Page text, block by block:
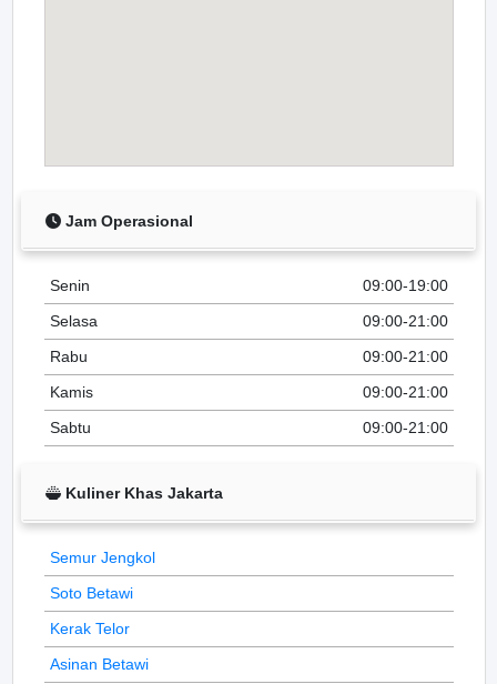
Jam Operasional
Senin
09:00-19:00
Selasa
09:00-21:00
Rabu
09:00-21:00
Kamis
09:00-21:00
Sabtu
09:00-21:00
Kuliner Khas Jakarta
Semur Jengkol
Soto Betawi
Kerak Telor
Asinan Betawi